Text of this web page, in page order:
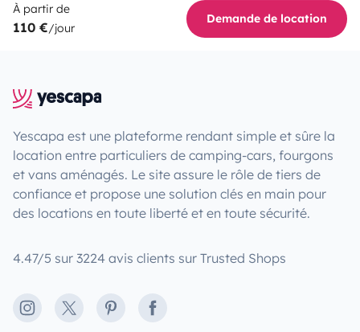
À partir de
110 €/jour
Demande de location
Yescapa est une plateforme rendant simple et sûre la
location entre particuliers de camping-cars, fourgons
et vans aménagés. Le site assure le rôle de tiers de
confiance et propose une solution clés en main pour
des locations en toute liberté et en toute sécurité.
4.47/5 sur 3224 avis clients sur Trusted Shops
Instagram
X PinterestFacebook